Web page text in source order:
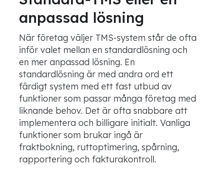
anpassad lösning
När företag väljer TMS-system står de ofta
inför valet mellan en standardlösning och
en mer anpassad lösning. En
standardlösning är med andra ord ett
färdigt system med ett fast utbud av
funktioner som passar många företag med
liknande behov. Det är ofta snabbare att
implementera och billigare initialt. Vanliga
funktioner som brukar ingå är
fraktbokning, ruttoptimering, spårning,
rapportering och fakturakontroll.